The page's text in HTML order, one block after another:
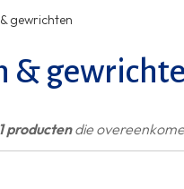
gewrichten
&
productendie